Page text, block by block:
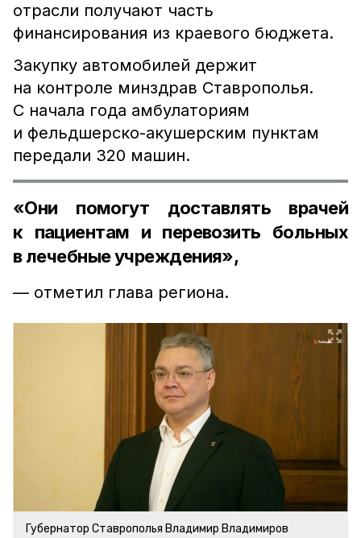
отрасли получают часть
финансирования из краевого бюджета.
Закупку автомобилей держит
на контроле минздрав Ставрополья.
С начала года амбулаториям
и фельдшерско-акушерским пунктам
передали 320 машин.
«Они помогут доставлять врачей
к пациентам и перевозить больных
в лечебные учреждения»,
— отметил глава региона.
Губернатор Ставрополья Владимир Владимиров